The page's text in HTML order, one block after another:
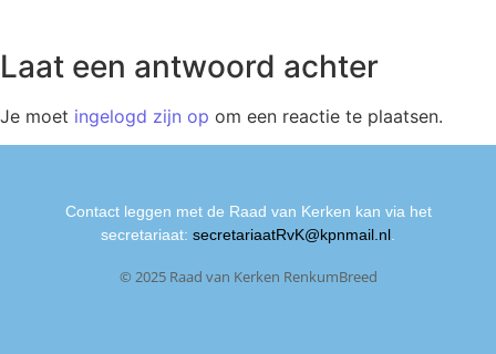
Laat een antwoord achter
Je moet ingelogd zijn op om een reactie te plaatsen.
Contact leggen met de Raad van Kerken kan via het
secretariaat: secretariaatRvK@kpnmail.nl.
© 2025 Raad van Kerken RenkumBreed